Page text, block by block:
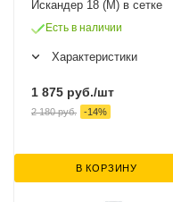
Искандер 18 (М) в сетке
Есть в наличии
Характеристики
1 875 руб./шт
2 180руб. -14%
В КОРЗИНУ